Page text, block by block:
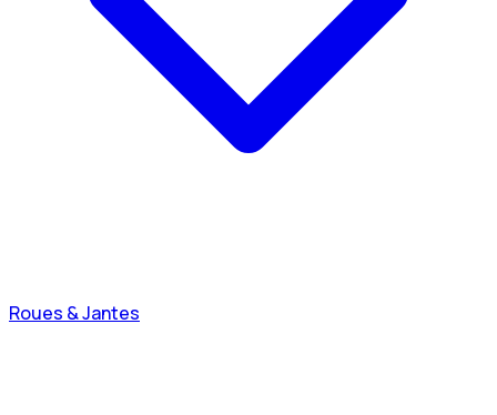
Roues & Jantes